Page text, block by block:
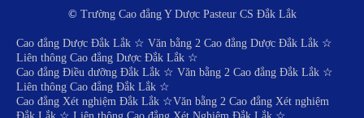
© Trường Cao đẳng Y Dược Pasteur CS Đắk Lắk
Cao đẳng Dược Đắk Lắk ☆ Văn bằng 2 Cao đẳng Dược Đắk Lắk ☆
Liên thông Cao đẳng Dược Đắk Lắk ☆
Cao đẳng Điều dưỡng Đắk Lắk ☆ Văn bằng 2 Cao đẳng Đắk Lắk ☆
Liên thông Cao đẳng Đắk Lắk ☆
Cao đẳng Xét nghiệm Đắk Lắk ☆Văn bằng 2 Cao đẳng Xét nghiệm